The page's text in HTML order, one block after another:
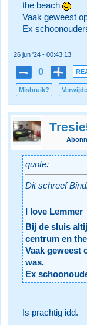
the beach
Vaak geweest
Ex
26 jun '24 - 00:43:13
0
Misbruik?
quote:
Dit schreef
I love Lemmer
Bij de sluis
centrum en
Vaak geweest
was.
Ex
Is prachtig idd.